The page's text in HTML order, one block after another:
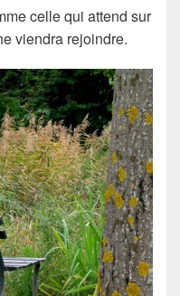
celle qui attend sur
viendra rejoindre.